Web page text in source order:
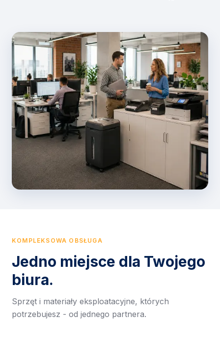
KOMPLEKSOWA OBSŁUGA
Jedno miejsce dla Twojego
biura.
Sprzęt i materiały eksploatacyjne, których
potrzebujesz - od jednego partnera.